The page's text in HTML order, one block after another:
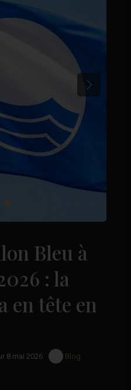
Next
Bleu à
: la
en tête en
8 mai 2026
Blog